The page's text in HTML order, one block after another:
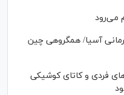
می‌رود
آسیا/ همگروهی چین
فردی و کاتای کوشیکی